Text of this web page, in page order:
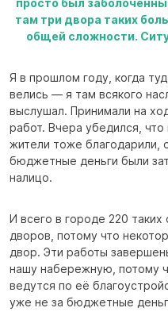
просто был
там три двора таких
общей сложности.
Я в прошлом году, когда
велись — я там всякого
выслушал. Принимали на
работ. Вчера убедился,
жители тоже благодарили,
бюджетные деньги были
налицо.
И всего в городе 220
дворов, потому что
двор. Эти работы
нашу набережную, потому
ведутся по её
уже не за бюджетные